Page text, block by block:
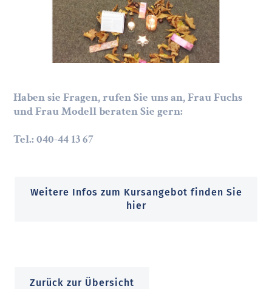
Haben sie Fragen, rufen Sie uns an, Frau Fuchs
und Frau Modell beraten Sie gern:
Tel.: 040-44 13 67
Weitere Infos zum Kursangebot finden Sie
hier
Zurück zur Übersicht